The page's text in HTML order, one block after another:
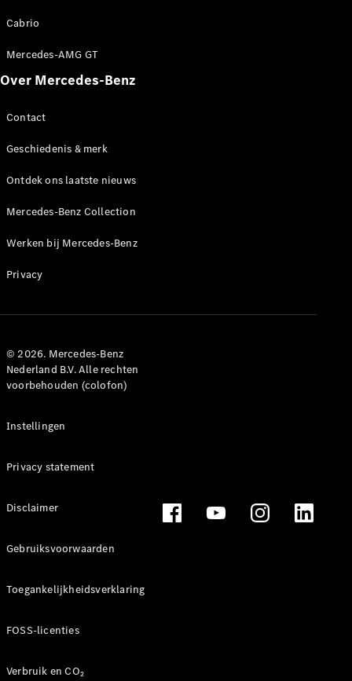
Support en
contact
Cabrio
Mercedes-AMG GT
Over Mercedes-Benz
Contact
Geschiedenis & merk
Ontdek ons laatste nieuws
Mercedes-Benz Collection
Werken bij Mercedes-Benz
Privacy
© 2026. Mercedes-Benz
Nederland B.V. Alle rechten
voorbehouden (colofon)
Instellingen
Privacy statement
Disclaimer
Gebruiksvoorwaarden
Toegankelijkheidsverklaring
FOSS-licenties
Verbruik en CO₂